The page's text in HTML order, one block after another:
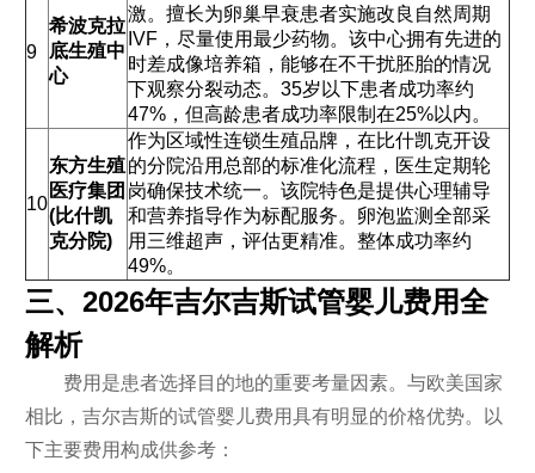
9
希波克拉
底生殖中
心
激。擅长为卵巢早衰患者实施改良自然周期
IVF，尽量使用最少药物。该中心拥有先进的
时差成像培养箱，能够在不干扰胚胎的情况
下观察分裂动态。35岁以下患者成功率约
47%，但高龄患者成功率限制在25%以内。
10
东方生殖
医疗集团
(比什凯
克分院)
作为区域性连锁生殖品牌，在比什凯克开设
的分院沿用总部的标准化流程，医生定期轮
岗确保技术统一。该院特色是提供心理辅导
和营养指导作为标配服务。卵泡监测全部采
用三维超声，评估更精准。整体成功率约
49%。
三、2026年吉尔吉斯试管婴儿费用全
解析
费用是患者选择目的地的重要考量因素。与欧美国家
相比，吉尔吉斯的试管婴儿费用具有明显的价格优势。以
下主要费用构成供参考：